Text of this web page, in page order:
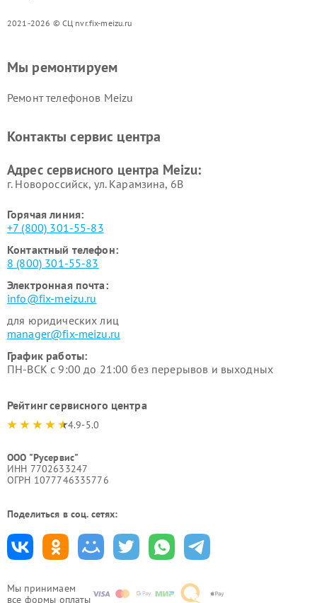
2021-2026 © СЦ nvr.fix-meizu.ru
Мы принимаем
все формы оплаты
Мы ремонтируем
Ремонт телефонов Meizu
Контакты сервис центра
Адрес сервисного центра Meizu:
г. Новороссийск, ул. Карамзина, 6В
Горячая линия:
+7 (800) 301-55-83
Контактный телефон:
8 (800) 301-55-83
Электронная почта:
info@fix-meizu.ru
для юридических лиц
manager@fix-meizu.ru
График работы:
ПН-ВСК с 9:00 до 21:00 без перерывов и выходных
Рейтинг сервисного центра
4.9-5.0
ООО "Русервис"
ИНН 7702633247
ОГРН 1077746335776
Поделиться в соц. сетях: